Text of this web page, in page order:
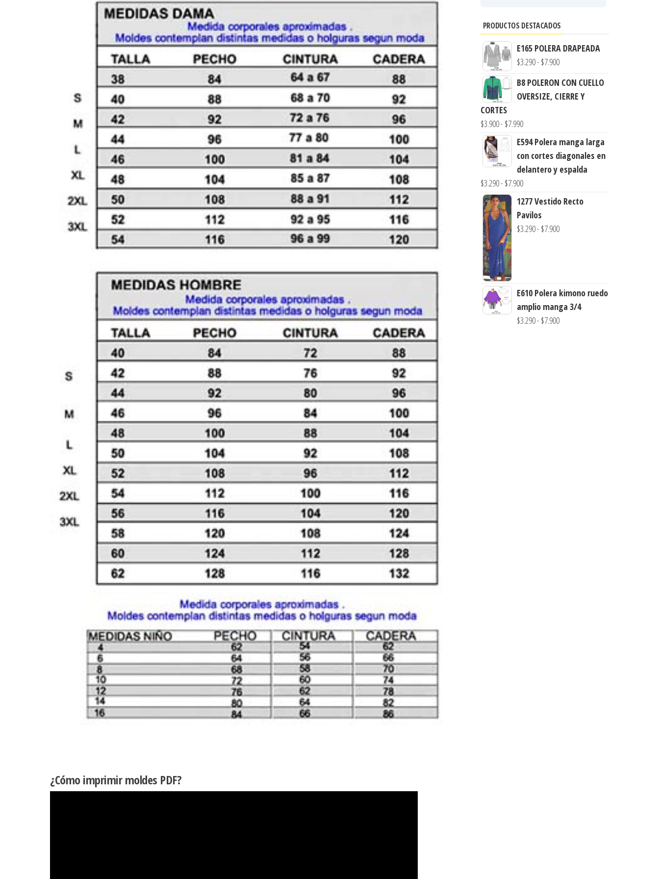
¿Cómo imprimir moldes PDF?
PRODUCTOS DESTACADOS
E165 POLERA DRAPEADA
$3.290- $7.900Rango
precios:
desde
$7.900
B8 POLERON CON CUELLO
OVERSIZE, CIERRE Y
CORTES
$3.900- $7.990Rango
de
precios:
desde
$3.900
$7.990
E594 Polera manga larga
con cortes diagonales en
delantero y espalda
$3.290- $7.900Rango
de
precios:
desde
1277 Vestido Recto
Pavilos
$3.290- $7.900Rango
hasta
$7.900
E610 Polera kimono ruedo
amplio manga 3/4
$3.290- $7.900Rango